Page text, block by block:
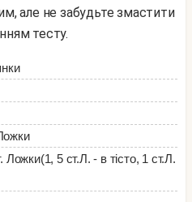
але не забудьте змастити
тесту.